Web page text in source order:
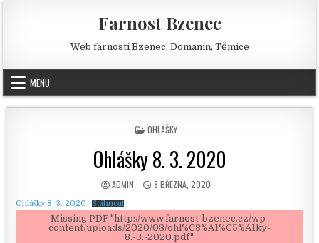
Farnost Bzenec
Web farností Bzenec, Domanín, Těmice
MENU
POSTED IN
OHLÁŠKY
Ohlášky 8. 3. 2020
AUTHOR:
ADMIN PUBLISHED DATE:
8 BŘEZNA, 2020
Ohlášky 8. 3. 2020 Stáhnout
Missing PDF "http://www.farnost-bzenec.cz/wp-
content/uploads/2020/03/ohl%C3%A1%C5%A1ky-
8.-3.-2020.pdf".